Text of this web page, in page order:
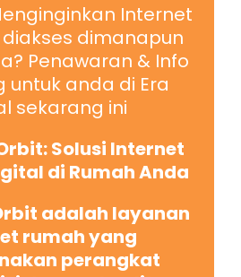
Internet
dimanapun
Penawaran & Info
untuk anda di Era
sekarang ini
Solusi Internet
di Rumah Anda
adalah layanan
rumah yang
perangkat